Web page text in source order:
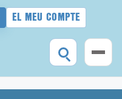
EL MEU COMPTE